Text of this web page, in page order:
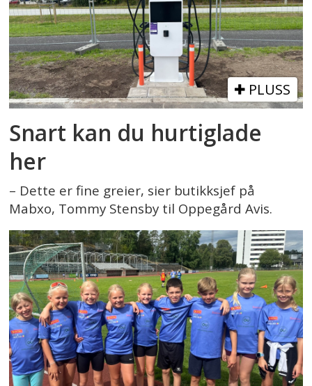
PLUSS
Snart kan du hurtiglade
her
– Dette er fine greier, sier butikksjef på
Mabxo, Tommy Stensby til Oppegård Avis.